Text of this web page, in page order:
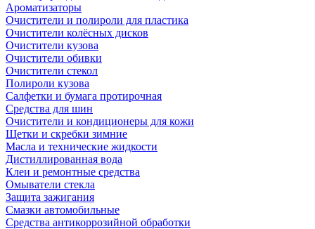
Ароматизаторы
Очистители и полироли для пластика
Очистители колёсных дисков
Очистители кузова
Очистители обивки
Очистители стекол
Полироли кузова
Салфетки и бумага протирочная
Средства для шин
Очистители и кондиционеры для кожи
Щетки и скребки зимние
Масла и технические жидкости
Дистиллированная вода
Клеи и ремонтные средства
Омыватели стекла
Защита зажигания
Смазки автомобильные
Средства антикоррозийной обработки